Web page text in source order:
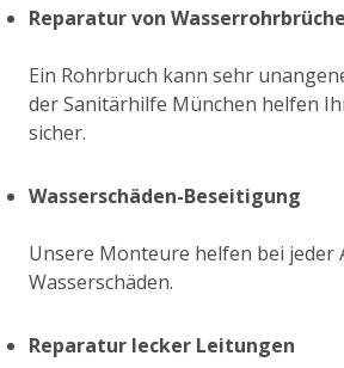
Reparatur von
Ein Rohrbruch kann sehr
der Sanitärhilfe München helfen
sicher.
Wasserschäden-Beseitigung
Unsere Monteure helfen bei jeder
Wasserschäden.
Reparatur lecker Leitungen